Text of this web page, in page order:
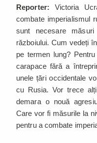
Reporter: Victoria
combate imperialismul
sunt necesare măsuri
războiului. Cum vedeți
pe termen lung?
carapace fără a
unele țări occidentale
cu Rusia. Vor trece
demara o nouă
Care vor fi măsurile la
pentru a combate